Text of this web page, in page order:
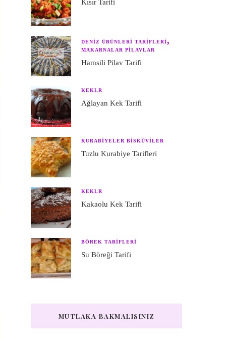
Kısır Tarifi
DENIZ ÜRÜNLERI TARIFLERI
MAKARNALAR PILAVLAR
Hamsili Pilav Tarifi
KEKLR
Ağlayan Kek Tarifi
KURABIYELER BISKÜVILER
Tuzlu Kurabiye Tarifleri
KEKLR
Kakaolu Kek Tarifi
BÖREK TARIFLERI
Su Böreği Tarifi
MUTLAKA BAKMALISINIZ